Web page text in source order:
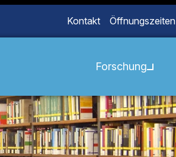
Kontakt Öffnungszeiten
Forschung